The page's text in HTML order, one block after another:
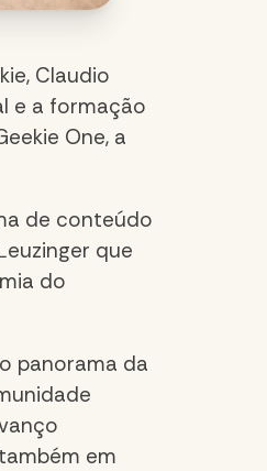
Claudio
e a formação
One, a
de conteúdo
que
do
panorama da
em